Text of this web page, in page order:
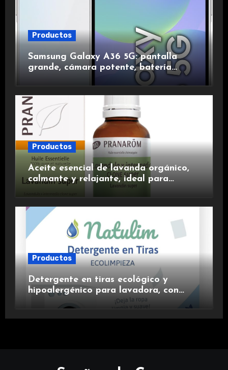
Productos
Samsung Galaxy A36 5G: pantalla
grande, cámara potente, batería
duradera y carga rápida para una
experiencia premium.
Productos
Aceite esencial de lavanda orgánico,
calmante y relajante, ideal para
Productos
Detergente en tiras ecológico y
hipoalergénico para lavadora, con
suavizante incluido y fragancia de
lavanda.